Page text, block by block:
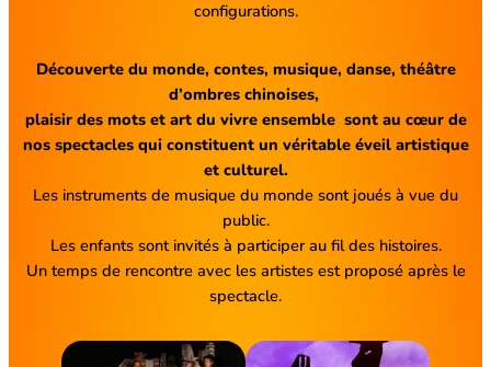
configurations.
Découverte du monde, contes, musique, danse, théâtre
d’ombres chinoises,
plaisir des mots et art du vivre ensemble sont au cœur de
nos spectacles qui constituent un véritable éveil artistique
et culturel.
Les instruments de musique du monde sont joués à vue du
public.
Les enfants sont invités à participer au fil des histoires.
Un temps de rencontre avec les artistes est proposé après le
spectacle.